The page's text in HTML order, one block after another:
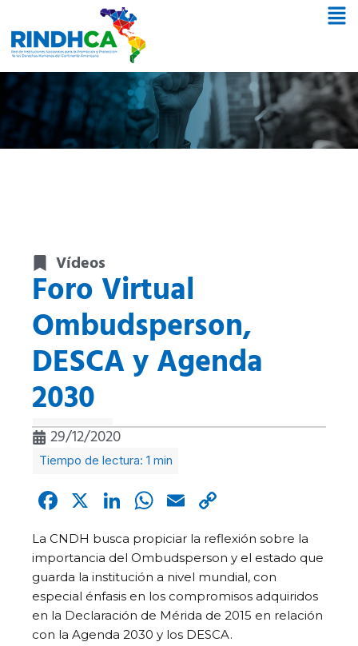
Vídeos
Foro Virtual
Ombudsperson,
DESCA y Agenda
2030
29/12/2020
Facebook
X LinkedIn
WhatsApp
Email
Link
La CNDH busca propiciar la reflexión sobre la
importancia del Ombudsperson y el estado que
guarda la institución a nivel mundial, con
especial énfasis en los compromisos adquiridos
en la Declaración de Mérida de 2015 en relación
con la Agenda 2030 y los DESCA.